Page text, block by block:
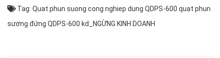
Tag: Quat phun suong cong nghiep dung QDPS-600 quạt phun
sương đứng QDPS-600 kd_NGỪNG KINH DOANH